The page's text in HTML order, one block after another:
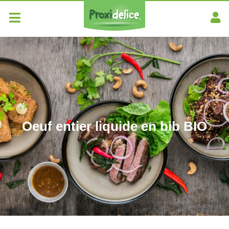
Oeuf entier liquide en bib BIO